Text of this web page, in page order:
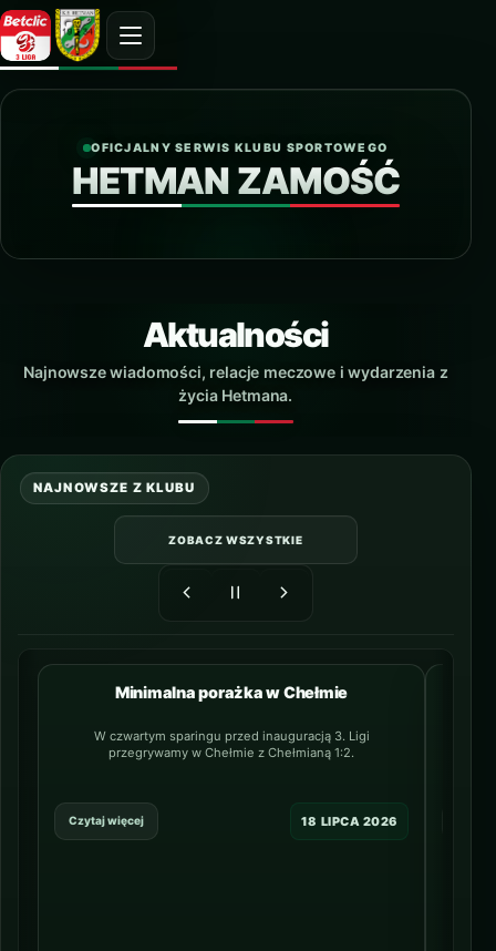
OFICJALNY SERWIS KLUBU SPORTOWEGO
HETMAN ZAMOŚĆ
Aktualności
Najnowsze wiadomości, relacje meczowe i wydarzenia z
życia Hetmana.
NAJNOWSZE Z KLUBU
ZOBACZ WSZYSTKIE
NAJNOWSZY
Minimalna porażka w Chełmie
W czwartym sparingu przed inauguracją 3. Ligi
przegrywamy w Chełmie z Chełmianą 1:2.
Czytaj więcej 18 LIPCA 2026